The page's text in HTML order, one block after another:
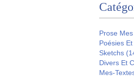
Prose
Poésies
Sketchs
Divers Et
Mes-